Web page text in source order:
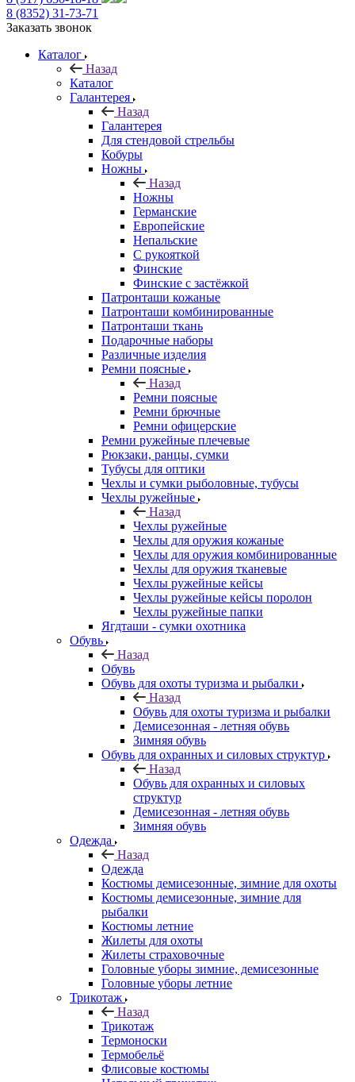
8 (8352) 31-73-71
Заказать звонок
Каталог
Назад
Каталог
Галантерея
Назад
Галантерея
Для стендовой стрельбы
Кобуры
Ножны
Назад
Ножны
Германские
Европейские
Непальские
С рукояткой
Финские
Финские с застёжкой
Патронташи кожаные
Патронташи комбинированные
Патронташи ткань
Подарочные наборы
Различные изделия
Ремни поясные
Назад
Ремни поясные
Ремни брючные
Ремни офицерские
Ремни ружейные плечевые
Рюкзаки, ранцы, сумки
Тубусы для оптики
Чехлы и сумки рыболовные, тубусы
Чехлы ружейные
Назад
Чехлы ружейные
Чехлы для оружия кожаные
Чехлы для оружия комбинированные
Чехлы для оружия тканевые
Чехлы ружейные кейсы
Чехлы ружейные кейсы поролон
Чехлы ружейные папки
Ягдташи - сумки охотника
Обувь
Назад
Обувь
Обувь для охоты туризма и рыбалки
Назад
Обувь для охоты туризма и рыбалки
Демисезонная - летняя обувь
Зимняя обувь
Обувь для охранных и силовых структур
Назад
Обувь для охранных и силовых
структур
Демисезонная - летняя обувь
Зимняя обувь
Одежда
Назад
Одежда
Костюмы демисезонные, зимние для охоты
Костюмы демисезонные, зимние для
рыбалки
Костюмы летние
Жилеты для охоты
Жилеты страховочные
Головные уборы зимние, демисезонные
Головные уборы летние
Трикотаж
Назад
Трикотаж
Термоноски
Термобельё
Флисовые костюмы